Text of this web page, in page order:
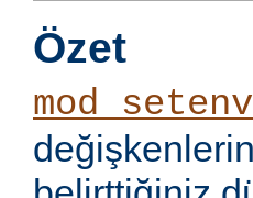
Özet